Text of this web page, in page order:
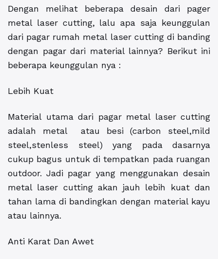
Dengan melihat beberapa desain dari pager
metal laser cutting, lalu apa saja keunggulan
dari pagar rumah metal laser cutting di banding
dengan pagar dari material lainnya? Berikut ini
beberapa keunggulan nya :
Lebih Kuat
Material utama dari pagar metal laser cutting
adalah metal atau besi (carbon steel,mild
steel,stenless steel) yang pada dasarnya
cukup bagus untuk di tempatkan pada ruangan
outdoor. Jadi pagar yang menggunakan desain
metal laser cutting akan jauh lebih kuat dan
tahan lama di bandingkan dengan material kayu
atau lainnya.
Anti Karat Dan Awet